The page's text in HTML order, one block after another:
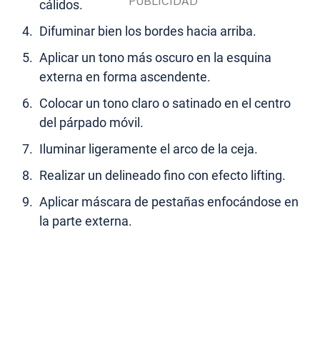
cálidos.
Difuminar bien los bordes hacia arriba.
Aplicar un tono más oscuro en la esquina
externa en forma ascendente.
Colocar un tono claro o satinado en el centro
del párpado móvil.
Iluminar ligeramente el arco de la ceja.
Realizar un delineado fino con efecto lifting.
Aplicar máscara de pestañas enfocándose en
la parte externa.